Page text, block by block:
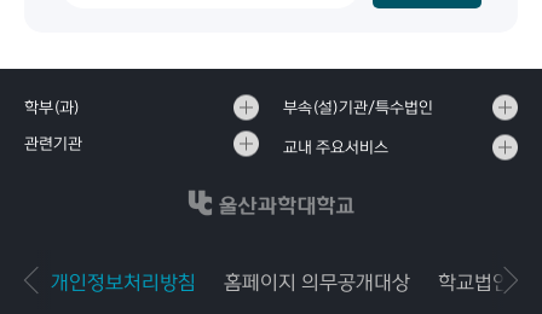
개인정보처리방침 홈페이지 의무공개대상 학교법인공
학부(과) 부속(설)기관/특수법인
관련기관 교내 주요서비스